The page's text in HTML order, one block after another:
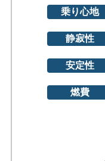
乗り心地
静寂性
安定性
燃費